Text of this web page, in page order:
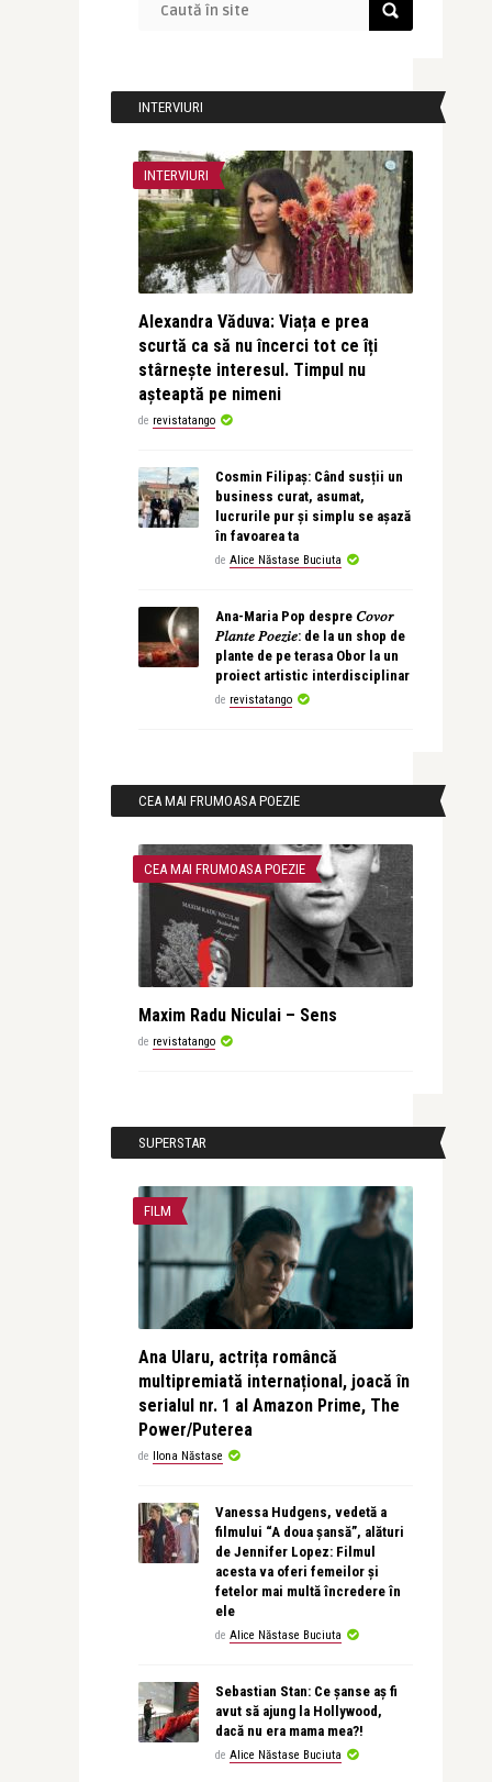
INTERVIURI
INTERVIURI
Alexandra Văduva: Viața e prea
scurtă ca să nu încerci tot ce îți
stârnește interesul. Timpul nu
așteaptă pe nimeni
de revistatango
Cosmin Filipaș: Când susții un
business curat, asumat,
lucrurile pur și simplu se așază
în favoarea ta
de Alice Năstase Buciuta
Ana-Maria Pop despre 𝐶𝑜𝑣𝑜𝑟
𝑃𝑙𝑎𝑛𝑡𝑒 𝑃𝑜𝑒𝑧𝑖𝑒: de la un shop de
plante de pe terasa Obor la un
proiect artistic interdisciplinar
de revistatango
CEA MAI FRUMOASA POEZIE
CEA MAI FRUMOASA POEZIE
Maxim Radu Niculai – Sens
de revistatango
SUPERSTAR
FILM
Ana Ularu, actrița româncă
multipremiată internațional, joacă în
serialul nr. 1 al Amazon Prime, The
Power/Puterea
de Ilona Năstase
Vanessa Hudgens, vedetă a
filmului “A doua șansă”, alături
de Jennifer Lopez: Filmul
acesta va oferi femeilor și
fetelor mai multă încredere în
ele
de Alice Năstase Buciuta
Sebastian Stan: Ce șanse aș fi
avut să ajung la Hollywood,
dacă nu era mama mea?!
de Alice Năstase Buciuta